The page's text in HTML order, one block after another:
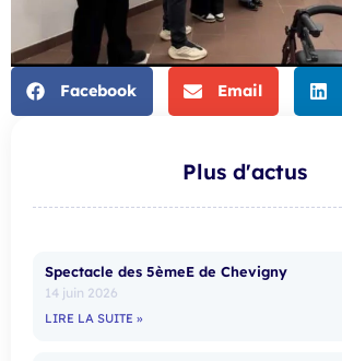
Facebook Email
Plus d'actus
Spectacle des 5èmeE de Chevigny
14 juin 2026
LIRE LA SUITE »